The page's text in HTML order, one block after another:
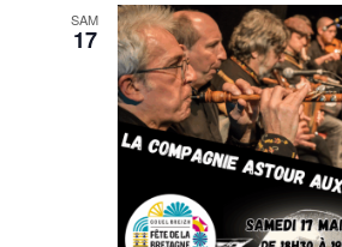
date.
SAM
17